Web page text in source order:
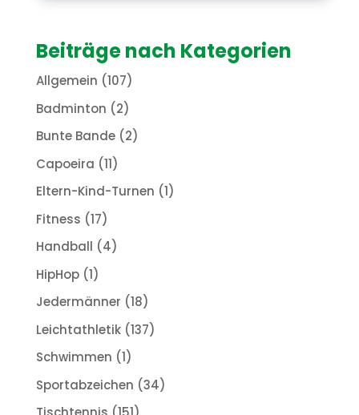
Beiträge nach Kategorien
Allgemein (107)
Badminton (2)
Bunte Bande(2)
Capoeira (11)
Eltern-Kind-Turnen (1)
Fitness (17)
Handball (4)
HipHop(1)
Jedermänner (18)
Leichtathletik(137)
Schwimmen (1)
Sportabzeichen (34)